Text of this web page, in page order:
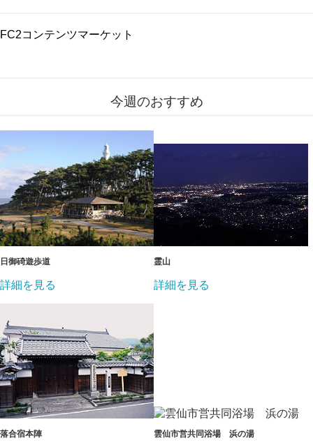
FC2コンテンツマーケット
今週のおすすめ
日御碕遊歩道
詳細を見る
霊山
詳細を見る
落合宿本陣 雲仙市営共同浴場 浜の湯